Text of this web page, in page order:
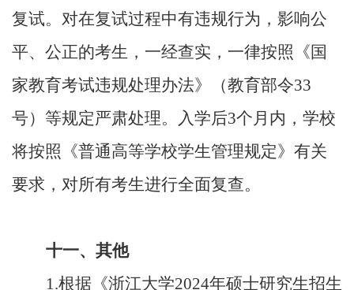
复试。对在复试过程中有违规行为，影响公
平、公正的考生，一经查实，一律按照《国
家教育考试违规处理办法》（教育部令33
号）等规定严肃处理。入学后3个月内，学校
将按照《普通高等学校学生管理规定》有关
要求，对所有考生进行全面复查。
十一、其他
1.根据《浙江大学2024年硕士研究生招生